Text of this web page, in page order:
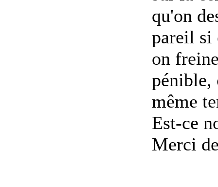
qu'on
pareil si
on
pénible,
même
Est-ce
Merci